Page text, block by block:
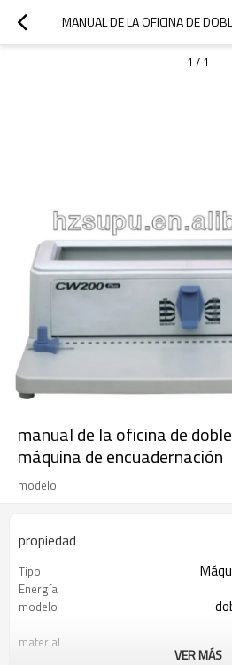
1 / 1
manual de la oficina de
máquina de encuadernación
modelo
propiedad
Tipo
Energía
modelo
material
VER MÁS